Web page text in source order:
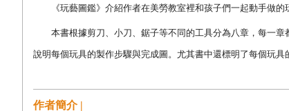
《玩藝圖鑑》介紹作者在美勞教室裡和孩子們一起動手做的
本書根據剪刀、小刀、鋸子等不同的工具分為八章，每一章
說明每個玩具的製作步驟與完成圖。尤其書中還標明了每個玩
作者簡介 |